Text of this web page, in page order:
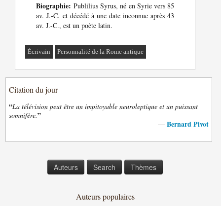
Biographie: Publilius Syrus, né en Syrie vers 85
av. J.-C. et décédé à une date inconnue après 43
av. J.-C., est un poète latin.
Écrivain Personnalité de la Rome antique
Citation du jour
“La télévision peut être un impitoyable neuroleptique et un puissant
somnifère.”
— Bernard Pivot
Auteurs Search Thèmes
Auteurs populaires